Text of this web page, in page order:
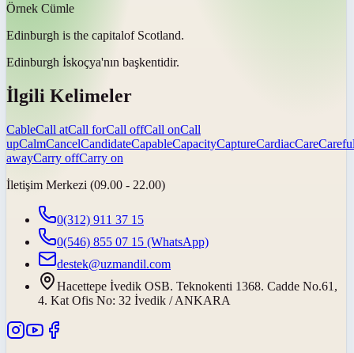
Örnek Cümle
Edinburgh is the capitalof Scotland.
Edinburgh İskoçya'nın başkentidir.
İlgili Kelimeler
CableCall atCall forCall offCall onCall
upCalmCancelCandidateCapableCapacityCaptureCardiacCare
awayCarry offCarry on
İletişim Merkezi (09.00 - 22.00)
0(312) 911 37 15
0(546) 855 07 15 (WhatsApp)
destek@uzmandil.com
Hacettepe İvedik OSB. Teknokenti 1368. Cadde No.61,
4. Kat Ofis No: 32 İvedik / ANKARA